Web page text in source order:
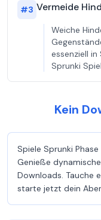
#3 Vermeide
Weiche
essenziell in
Sprunki
Kein
Spiele Sprunki
Genieße
Downloads. Tauche
starte jetzt dein